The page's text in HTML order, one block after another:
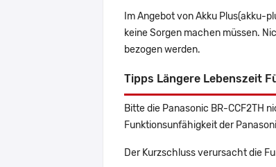
Im Angebot von Akku Plus(akku-
keine Sorgen machen müssen.
bezogen werden.
Tipps Längere Lebenszeit
Bitte die Panasonic BR-CCF2TH
Funktionsunfähigkeit der
Der Kurzschluss verursacht die